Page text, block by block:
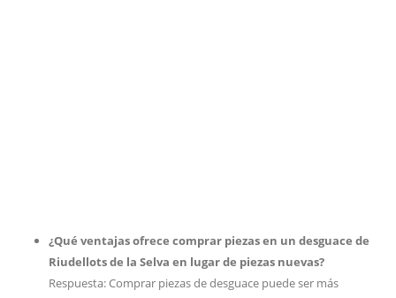
¿Qué ventajas ofrece comprar piezas en un desguace de
Riudellots de la Selva en lugar de piezas nuevas?
Respuesta: Comprar piezas de desguace puede ser más